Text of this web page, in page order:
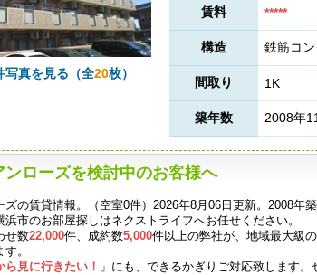
写真を見る（全20枚）
賃料 *****
構造 鉄筋コ
間取り 1K
築年数 2008年
ンローズを検討中のお客様へ
ズの賃貸情報。（空室0件）2026年8月06日更新。2008年
浜市のお部屋探しはネクストライフへお任せください。
せ数22,000件、成約数5,000件以上の弊社が、地域最大級
。
ら見に行きたい！ 」にも、できるかぎりご対応致します